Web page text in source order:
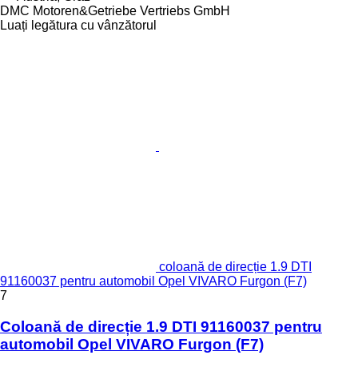
DMC Motoren&Getriebe Vertriebs GmbH
Luați legătura cu vânzătorul
coloană de direcție 1.9 DTI
91160037 pentru automobil Opel VIVARO Furgon (F7)
7
Coloană de direcție 1.9 DTI 91160037 pentru
automobil Opel VIVARO Furgon (F7)